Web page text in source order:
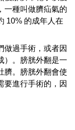
一種叫做臍疝氣的
10% 的成年人在
做過手術，或者因
）。膀胱外翻是一
臍。膀胱外翻會使
要進行手術的，因